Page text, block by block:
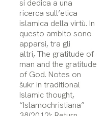
si dedica a una
ricerca sull’etica
islamica della virtù. In
questo ambito sono
apparsi, tra gli
altri, The gratitude of
man and the gratitude
of God. Notes on
šukr in traditional
Islamic thought,
“Islamochristiana”